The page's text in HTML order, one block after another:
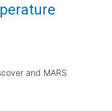
and MARS